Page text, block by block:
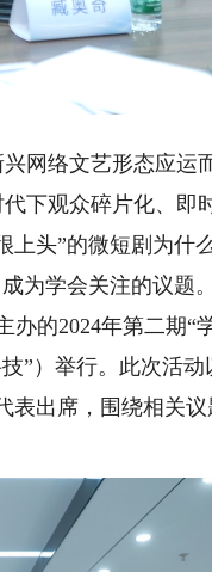
络文艺形态应运
下观众碎片化、即
头”的微短剧为什
为学会关注的议题。
的2024年第二期“
”）举行。此次活
表出席，围绕相关